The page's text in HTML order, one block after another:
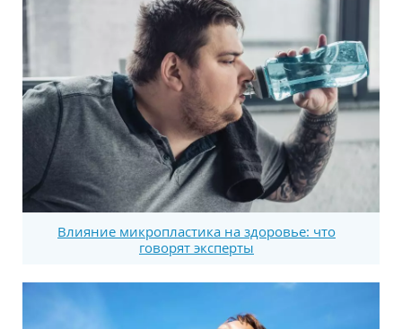
Влияние микропластика на здоровье: что
говорят эксперты